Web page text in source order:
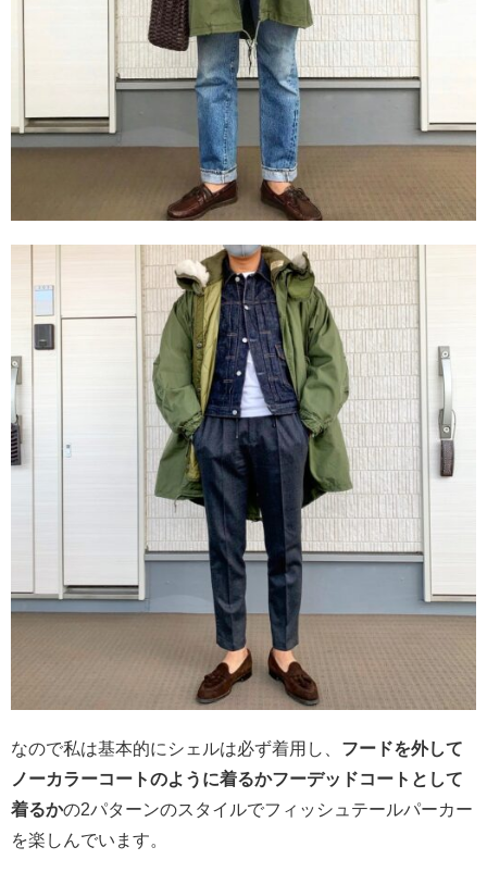
なので私は基本的にシェルは必ず着用し、 フードを外して
ノーカラーコートのように着るかフーデッドコートとして
着るかの2パターンのスタイルでフィッシュテールパーカー
を楽しんでいます。